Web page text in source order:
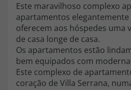
218 925 471
Custo de uma chamada para a
A sua agência de viagens Top Atlântico tem
sempre mais perto de si, para maior
na marcação das suas viagens, tem ainda
center a funcionar todos os dias úteis das
das 10:00 às 14:00.
Este maravilhoso complexo
apartamentos
oferecem aos hóspedes uma
de casa longe de casa.
Os apartamentos estão
bem equipados com
Este complexo de
coração de Villa Serrana,